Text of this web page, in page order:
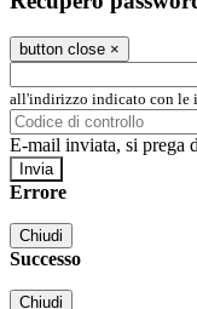
button close ×
all'indirizzo indicato con le
E-mail inviata, si prega
Errore
Chiudi
Successo
Chiudi